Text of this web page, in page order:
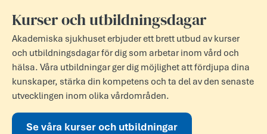
Kurser och utbildningsdagar
Akademiska sjukhuset erbjuder ett brett utbud av kurser
och utbildningsdagar för dig som arbetar inom vård och
hälsa. Våra utbildningar ger dig möjlighet att fördjupa dina
kunskaper, stärka din kompetens och ta del av den senaste
utvecklingen inom olika vårdområden.
Se våra kurser och utbildningar